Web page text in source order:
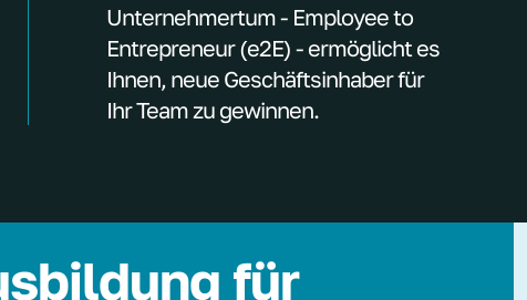
Unternehmertum - Employee to
Entrepreneur (e2E) - ermöglicht es
Ihnen, neue Geschäftsinhaber für
Ihr Team zu gewinnen.
für